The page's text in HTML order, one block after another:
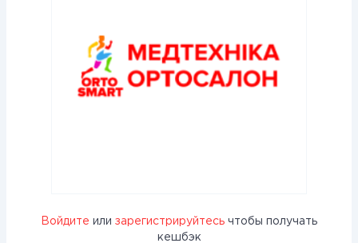
Войдите или зарегистрируйтесь чтобы получать
кешбэк